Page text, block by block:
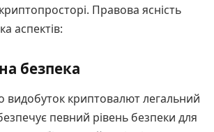
Правова ясність
аспектів:
безпека
видобуток криптовалют легальний
певний рівень безпеки для